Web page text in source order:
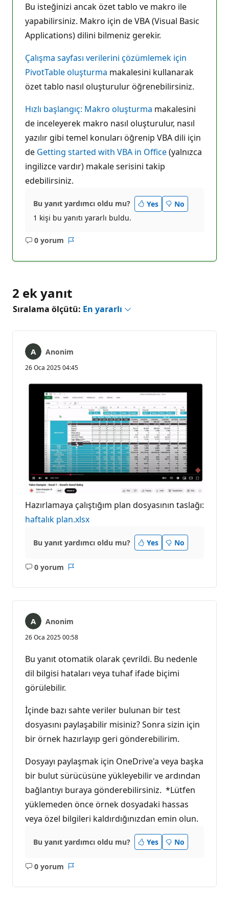
Bu isteğinizi ancak özet tablo ve makro ile
yapabilirsiniz. Makro için de VBA (Visual Basic
Applications) dilini bilmeniz gerekir.
Çalışma sayfası verilerini çözümlemek için
PivotTable oluşturma makalesini kullanarak
özet tablo nasıl oluşturulur öğrenebilirsiniz.
Hızlı başlangıç: Makro oluşturma makalesini
de inceleyerek makro nasıl oluşturulur, nasıl
yazılır gibi temel konuları öğrenip VBA dili için
de Getting started with VBA in Office(yalnızca
ingilizce vardır) makale serisini takip
edebilirsiniz.
Bu yanıt yardımcı oldu mu? Yes
No
1 kişi bu yanıtı yararlı buldu.
0 yorum
Açıklama
2 ek yanıt
Sıralama ölçütü: En yararlı
Anonim
26 Oca 2025 04:45
Hazırlamaya çalıştığım plan dosyasının taslağı:
haftalık plan.xlsx
Bu yanıt yardımcı oldu mu? Yes No
0 yorum
Açıklama
Anonim
26 Oca 2025 00:58
Bu yanıt otomatik olarak çevrildi. Bu nedenle
dil bilgisi hataları veya tuhaf ifade biçimi
görülebilir.
İçinde bazı sahte veriler bulunan bir test
dosyasını paylaşabilir misiniz? Sonra sizin için
bir örnek hazırlayıp geri gönderebilirim.
Dosyayı paylaşmak için OneDrive'a veya başka
bir bulut sürücüsüne yükleyebilir ve ardından
bağlantıyı buraya gönderebilirsiniz. *Lütfen
yüklemeden önce örnek dosyadaki hassas
veya özel bilgileri kaldırdığınızdan emin olun.
Bu yanıt yardımcı oldu mu? Yes No
0 yorum
Açıklama